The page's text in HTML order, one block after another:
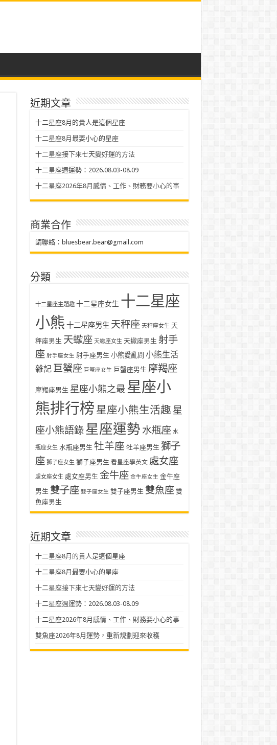
近期文章
十二星座8月的貴人是這個星座
十二星座8月最要小心的星座
十二星座接下來七天變好運的方法
十二星座週運勢：2026.08.03-08.09
十二星座2026年8月感情、工作、財務要小心的事
商業合作
請聯絡： bluesbear.bear@gmail.com
分類
十二星座主題趣 十二星座女生 十二星座
小熊 十二星座男生 天秤座 天秤座女生 天
秤座男生 天蠍座 天蠍座女生 天蠍座男生 射手
座 射手座女生 射手座男生 小熊愛亂問 小熊生活
雜記 巨蟹座 巨蟹座女生 巨蟹座男生 摩羯座
摩羯座男生 星座小熊之最 星座小
熊排行榜 星座小熊生活趣 星
座小熊語錄星座運勢 水瓶座 水
瓶座女生 水瓶座男生 牡羊座 牡羊座男生 獅子
座 獅子座女生 獅子座男生 看星座學英文 處女座
處女座女生 處女座男生 金牛座 金牛座女生 金牛座
男生 雙子座 雙子座女生 雙子座男生 雙魚座 雙
魚座男生
近期文章
十二星座8月的貴人是這個星座
十二星座8月最要小心的星座
十二星座接下來七天變好運的方法
十二星座週運勢：2026.08.03-08.09
十二星座2026年8月感情、工作、財務要小心的事
雙魚座2026年8月運勢，重新規劃迎來收穫